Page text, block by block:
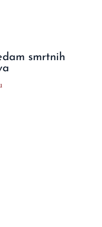
smrtnih